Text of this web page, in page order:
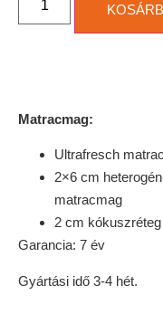
Matracmag:
Ultrafresch
2×6 cm
matracmag
2 cm kókuszréteg
Garancia: 7 év
Gyártási idő 3-4 hét.